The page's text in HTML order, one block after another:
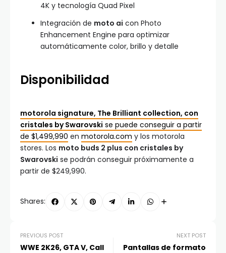
4K y tecnología Quad Pixel
Integración de moto ai con Photo
Enhancement Engine para optimizar
automáticamente color, brillo y detalle
Disponibilidad
motorola signature, The Brilliant collection, con
cristales by Swarovski se puede conseguir a partir
de $1,499,990 en motorola.com y los motorola
stores. Los moto buds 2 plus con cristales by
Swarovski se podrán conseguir próximamente a
partir de $249,990.
Shares:
PREVIOUS POST
WWE 2K26, GTA V, Call
NEXT POST
Pantallas de formato